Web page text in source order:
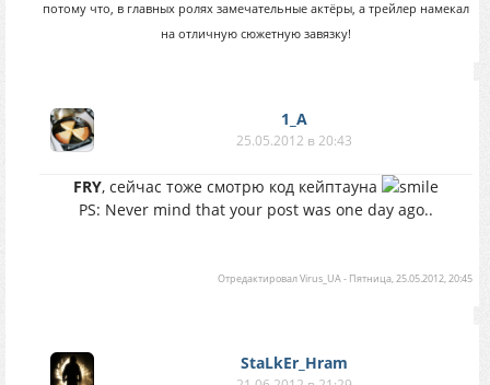
потому что, в главных ролях замечательные актёры, а трейлер намекал
на отличную сюжетную завязку!
1_A
25.05.2012 в 20:43
FRY, сейчас тоже смотрю код кейптауна
PS: Never mind that your post was one day ago..
ОтредактировалVirus_UA- Пятница, 25.05.2012, 20:45
StaLkEr_Hram